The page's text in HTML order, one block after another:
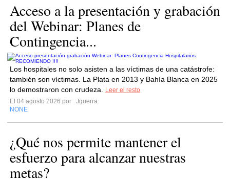
Acceso a la presentación y grabación
del Webinar: Planes de
Contingencia...
Los hospitales no solo asisten a las víctimas de una catástrofe:
también son víctimas. La Plata en 2013 y Bahía Blanca en 2025
lo demostraron con crudeza.
Leer el resto
El 04 agosto 2026 por
Jguerra
NONE
¿Qué nos permite mantener el
esfuerzo para alcanzar nuestras
metas?